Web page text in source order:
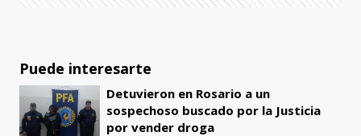
Puede interesarte
Detuvieron en Rosario a un
sospechoso buscado por la Justicia
por vender droga